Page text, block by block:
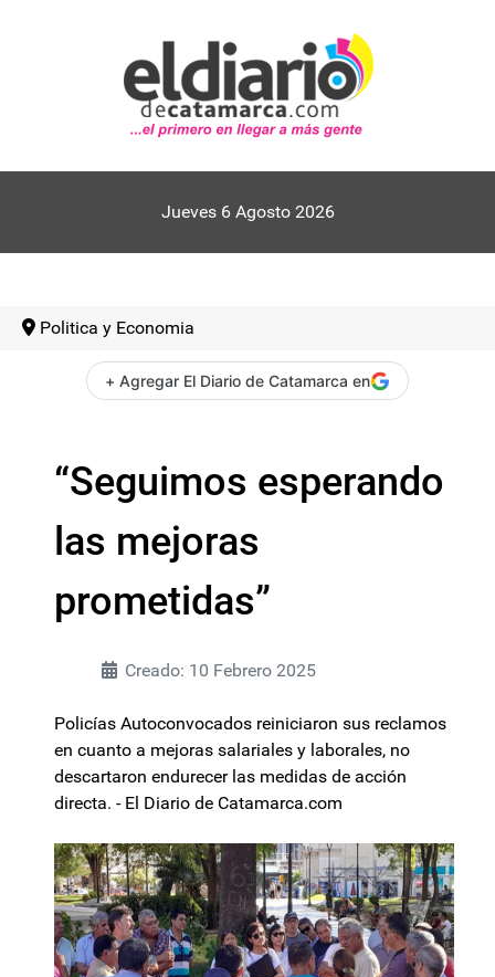
Jueves 6 Agosto 2026
Politica y Economia
+ Agregar El Diario de Catamarca en
“Seguimos esperando
las mejoras
prometidas”
Creado: 10 Febrero 2025
Policías Autoconvocados reiniciaron sus reclamos
en cuanto a mejoras salariales y laborales, no
descartaron endurecer las medidas de acción
directa. - El Diario de Catamarca.com